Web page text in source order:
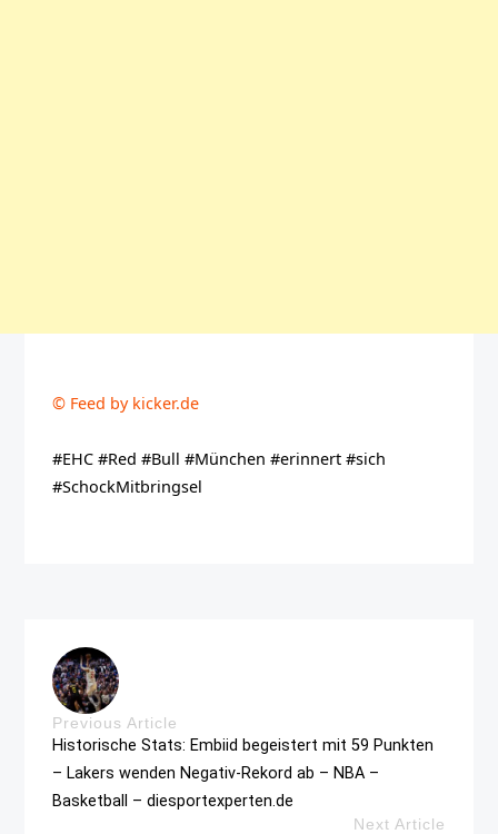
© Feed by kicker.de
#EHC #Red #Bull #München #erinnert #sich
#SchockMitbringsel
Previous Article
Historische Stats: Embiid begeistert mit 59 Punkten
– Lakers wenden Negativ-Rekord ab – NBA –
Basketball – diesportexperten.de
Next Article